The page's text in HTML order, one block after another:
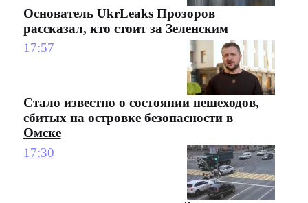
Основатель UkrLeaks Прозоров
рассказал, кто стоит за Зеленским
17:57
Стало известно о состоянии пешеходов,
сбитых на островке безопасности в
Омске
17:30